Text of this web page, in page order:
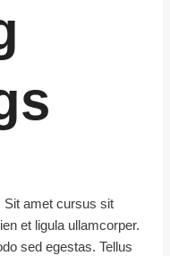
Sit amet cursus sit
et ligula ullamcorper.
sed egestas. Tellus